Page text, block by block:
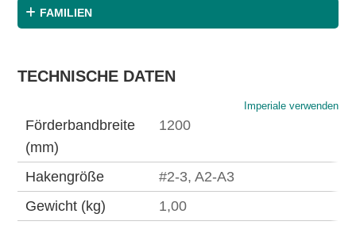
FAMILIEN
TECHNISCHE DATEN
Imperiale verwenden
Förderbandbreite
(mm)
1200
Hakengröße
#2-3, A2-A3
Gewicht (kg)
1,00